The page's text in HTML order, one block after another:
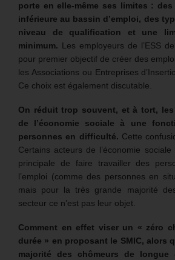
porte en elle-même ses limites :
inférieure au bassin d’emploi, des
niveau de qualification et une
minimum. Les employeurs de l’ESS
pour premier objectif de créer des
les Associations ou Entreprises
Ce choix est également discutable.
On réduit trop souvent, et à tort,
de l’économie sociale à une
personnes en difficulté. Cette
Certains acteurs de l’économie
principale de faire travailler des
l’emploi (comme des personnes en
mais pour la très grande majorité
secteur ce n’est pas leur objet.
Comment en effet viser un « zéro
durée » en proposant le SMIC, alors
majorité des chômeurs de